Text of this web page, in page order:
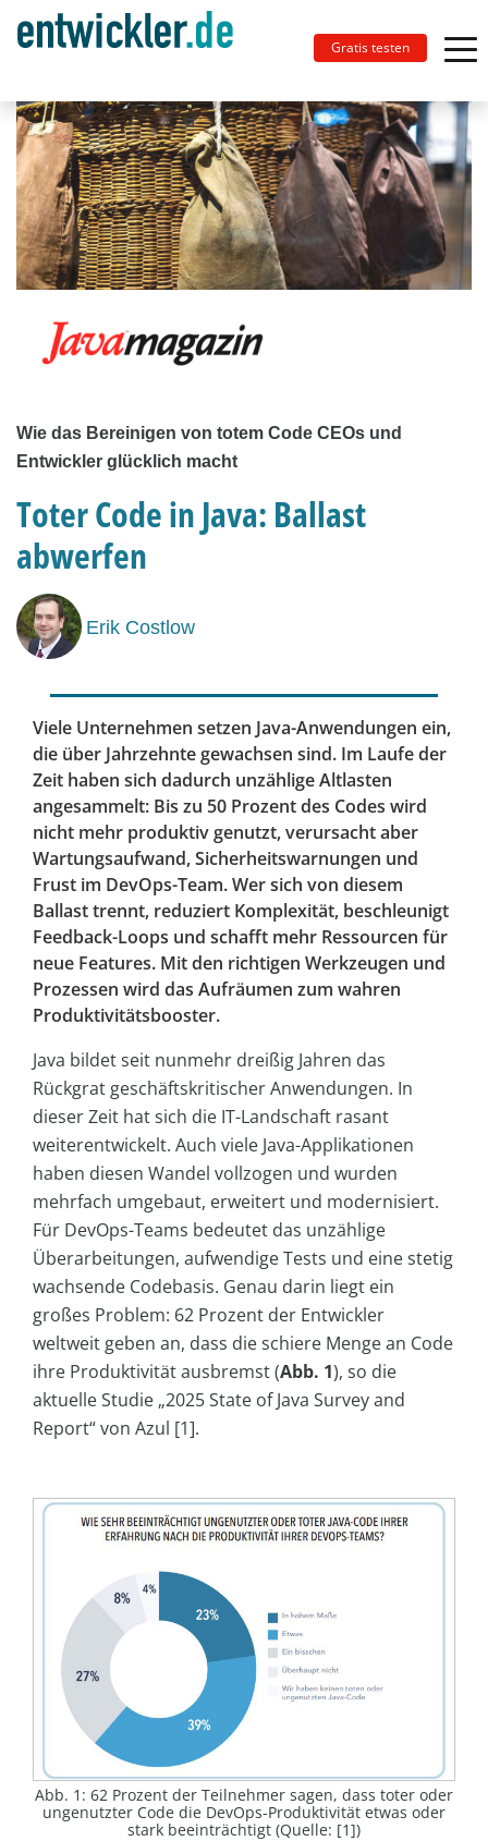
Gratis testen
Wie das Bereinigen von totem Code CEOs und
Entwickler glücklich macht
Toter Code in Java: Ballast
abwerfen
Erik Costlow
Viele Unternehmen setzen Java-Anwendungen ein,
die über Jahrzehnte gewachsen sind. Im Laufe der
Zeit haben sich dadurch unzählige Altlasten
angesammelt: Bis zu 50 Prozent des Codes wird
nicht mehr produktiv genutzt, verursacht aber
Wartungsaufwand, Sicherheitswarnungen und
Frust im DevOps-Team. Wer sich von diesem
Ballast trennt, reduziert Komplexität, beschleunigt
Feedback-Loops und schafft mehr Ressourcen für
neue Features. Mit den richtigen Werkzeugen und
Prozessen wird das Aufräumen zum wahren
Produktivitätsbooster.
Java bildet seit nunmehr dreißig Jahren das
Rückgrat geschäftskritischer Anwendungen. In
dieser Zeit hat sich die IT-Landschaft rasant
weiterentwickelt. Auch viele Java-Applikationen
haben diesen Wandel vollzogen und wurden
mehrfach umgebaut, erweitert und modernisiert.
Für DevOps-Teams bedeutet das unzählige
Überarbeitungen, aufwendige Tests und eine stetig
wachsende Codebasis. Genau darin liegt ein
großes Problem: 62 Prozent der Entwickler
weltweit geben an, dass die schiere Menge an Code
ihre Produktivität ausbremst (Abb. 1), so die
aktuelle Studie „2025 State of Java Survey and
Report“ von Azul [1].
Abb. 1: 62 Prozent der Teilnehmer sagen, dass toter oder
ungenutzter Code die DevOps-Produktivität etwas oder
stark beeinträchtigt (Quelle: [1])